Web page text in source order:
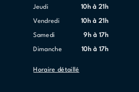
jeudi 10h à 21h
vendredi 10h à 21h
samedi 9h à 17h
dimanche 10h à 17h
Horaire détaillé